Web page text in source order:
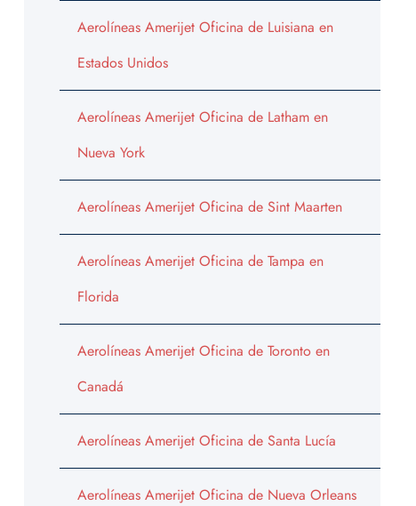
Aerolíneas Amerijet Oficina de Luisiana en
Estados Unidos
Aerolíneas Amerijet Oficina de Latham en
Nueva York
Aerolíneas Amerijet Oficina de Sint Maarten
Aerolíneas Amerijet Oficina de Tampa en
Florida
Aerolíneas Amerijet Oficina de Toronto en
Canadá
Aerolíneas Amerijet Oficina de Santa Lucía
Aerolíneas Amerijet Oficina de Nueva Orleans